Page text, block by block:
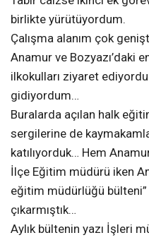
birlikte yürütüyordum.
Çalışma alanım çok
Anamur ve Bozyazı’daki
ilkokulları ziyaret
gidiyordum…
Buralarda açılan halk
sergilerine de
katılıyorduk… Hem
İlçe Eğitim müdürü iken
eğitim müdürlüğü bülteni”
çıkarmıştık…
Aylık bültenin yazı İşleri